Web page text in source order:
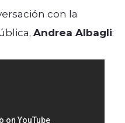
con la
Andrea Albagli: